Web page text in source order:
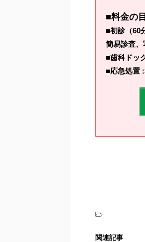
■料金の
■初診（60
簡易診査
■歯科ドッ
■応急処置
-
関連記事